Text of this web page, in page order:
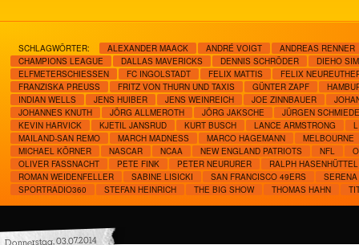
SCHLAGWÖRTER: ALEXANDER MAACK ANDRÉ VOIGT
ANDREAS RENNER
CHAMPIONS LEAGUE
DALLAS MAVERICKS DENNIS SCHRÖDER
DIEHO
ELFMETERSCHIESSEN
FC INGOLSTADT FELIX MATTIS
FELIX
FRANZISKA PREUSS
FRITZ VON THURN UND TAXIS GÜNTER ZAPF
INDIAN WELLS
JENS HUIBER JENS WEINREICH JOE ZINNBAUER
JOHANNES KNUTH
JÖRG ALLMEROTH JÖRG JAKSCHE
JÜRGEN
KEVIN HARVICK
KJETIL JANSRUD KURT BUSCH LANCE ARMSTRONG
MAILAND-SAN REMO
MARCH MADNESS MARCO HAGEMANN
MELBOURNE
MICHAEL KÖRNER
NASCAR NCAA NEW ENGLAND PATRIOTS NFL
OLIVER FASSNACHT
PETE FINK PETER NEURURER
RALPH HASENHÜTTEL
ROMAN WEIDENFELLER
SABINE LISICKI SAN FRANCISCO 49ERS
SPORTRADIO360
STEFAN HEINRICH THE BIG SHOW THOMAS HAHN
Donnerstag, 03.07.2014